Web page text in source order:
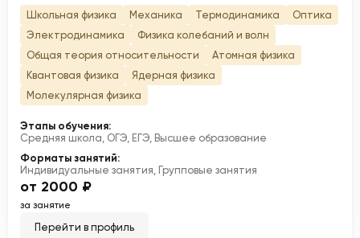
Школьная физика Механика Термодинамика
Оптика
Электродинамика
Физика колебаний и волн
Общая теория относительности
Атомная физика
Квантовая физика
Ядерная физика
Молекулярная физика
Этапы обучения:
Средняя школа, ОГЭ, ЕГЭ, Высшее образование
Форматы занятий:
Индивидуальные занятия, Групповые занятия
от 2000 ₽
за занятие
Перейти в профиль